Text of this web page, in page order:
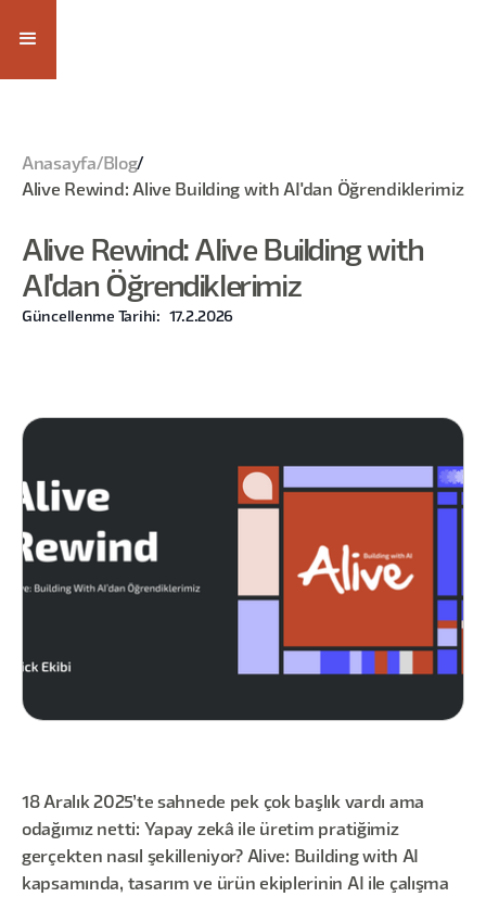
Anasayfa/ Blog/
Alive Rewind: Alive Building with AI'dan Öğrendiklerimiz
Alive Rewind: Alive Building with
AI'dan Öğrendiklerimiz
Güncellenme Tarihi: 17.2.2026
18 Aralık 2025’te sahnede pek çok başlık vardı ama
odağımız netti: Yapay zekâ ile üretim pratiğimiz
gerçekten nasıl şekilleniyor? Alive: Building with AI
kapsamında, tasarım ve ürün ekiplerinin AI ile çalışma